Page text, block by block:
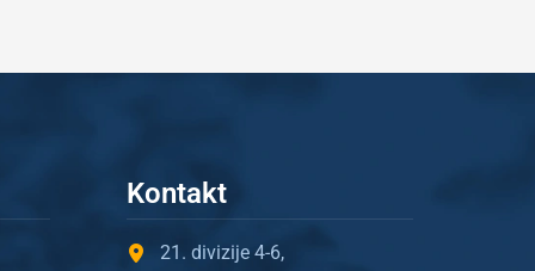
Kontakt
21. divizije 4-6,